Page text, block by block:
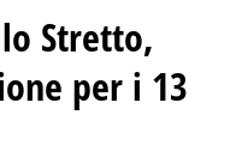
Stretto,
per i 13